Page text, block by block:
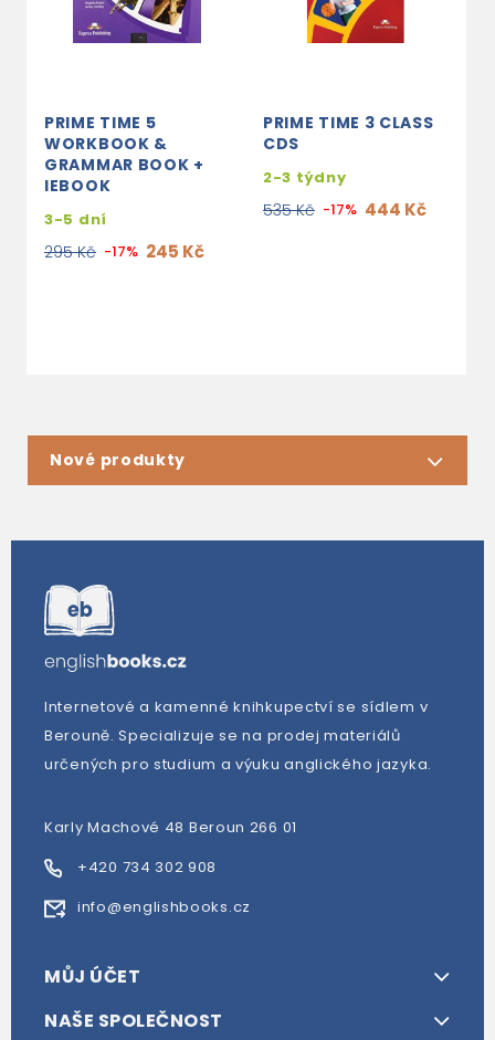
PRIME TIME 5
WORKBOOK &
GRAMMAR BOOK +
IEBOOK
3-5 dní
295 Kč -17% 245 Kč
PRIME TIME 3 CLASS
CDS
2-3 týdny
535 Kč -17% 444 Kč
Nové produkty
Internetové a kamenné knihkupectví se sídlem v
Berouně. Specializuje se na prodej materiálů
určených pro studium a výuku anglického jazyka.
Karly Machové 48 Beroun 266 01
+420 734 302 908
info@englishbooks.cz
MŮJ ÚČET
NAŠE SPOLEČNOST